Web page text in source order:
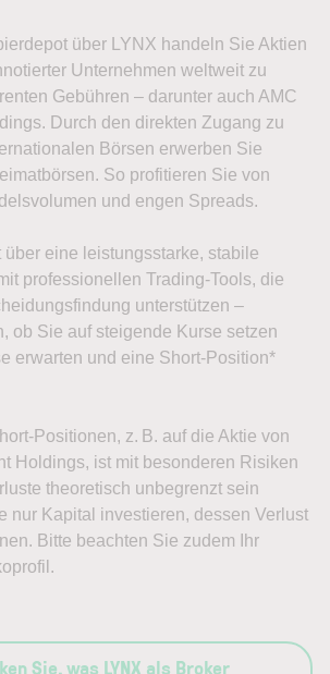
über LYNX handeln Sie Aktien
Unternehmen weltweit zu
Gebühren – darunter auch AMC
Durch den direkten Zugang zu
Börsen erwerben Sie
So profitieren Sie von
und engen Spreads.
über eine leistungsstarke, stabile
professionellen Trading-Tools, die
unterstützen –
ob Sie auf steigende Kurse setzen
erwarten und eine Short-Position*
Positionen, z. B. auf die Aktie von
Holdings, ist mit besonderen Risiken
theoretisch unbegrenzt sein
nur Kapital investieren, dessen Verlust
Bitte beachten Sie zudem Ihr
Sie, was LYNX als Broker